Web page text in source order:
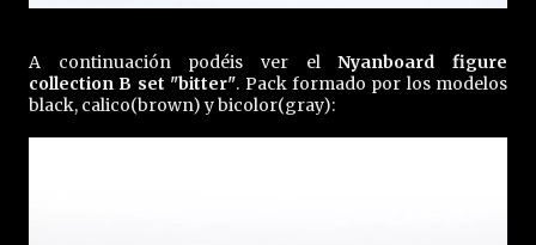
A continuación podéis ver elNyanboard figure
collection B set "bitter". Pack formado por los modelos
black, calico(brown) y bicolor(gray):